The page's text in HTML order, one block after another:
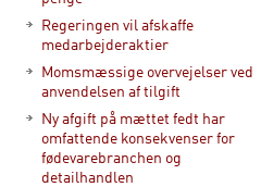
Regeringen vil afskaffe
medarbejderaktier
Momsmæssige overvejelser ved
anvendelsen af tilgift
Ny afgift på mættet fedt har
omfattende konsekvenser for
fødevarebranchen og
detailhandlen